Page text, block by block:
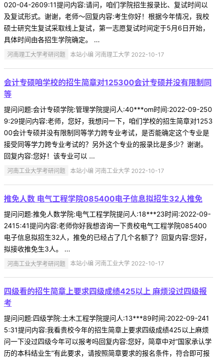
020-04-2609:11提问内容:请问，咱们学院招生报录比、复试时间以
及复试形式。谢谢，老师～回复内容:考生你好！根据今年情况，我校
硕士研究生复试采取线上复试，第一志愿复试时间定于5月6日开始，
具体时间由各招生学院确定。 ...
河南理工大学考研问题 本站小编 河南理工大学 2022-10-17
会计专硕咱学校的招生简章对125300会计专硕并没有限制同
等
提问问题:会计专硕学院:管理学院提问人:40***om时间:2022-09-250
9:29提问内容:老师，您好，我想问一下，咱们学校的招生简章对1253
00会计专硕并没有限制同等学力跨专业考试，是否能确定这个专业是
接受同等学力跨专业考试的？另外这个专业的报录比是多少？谢谢。
回复内容:您好！该专业可以 ...
河南工业大学考研问题 本站小编 河南工业大学 2022-10-17
推免人数 电气工程学院085400电子信息拟招生32人推免
提问问题:推免人数学院:电气工程学院提问人:18***23时间:2022-09-
2415:41提问内容:老师你好我想咨询一下贵校电气工程学院085400
电子信息拟招生32人，推免的已经占了几个名额了？回复内容:您好，
拟接收推免生3人。 ...
河南工业大学考研问题 本站小编 河南工业大学 2022-10-17
四级看的招生简章上要求四级成绩425以上 麻烦没过四级报
考
提问问题:四级学院:土木工程学院提问人:13***89时间:2022-09-241
5:31提问内容:我看贵校今年的招生简章上要求四级成绩425以上麻烦
问一下没过四级今年可以报考吗回复内容:您好，简章中对”国家承认学
历的本科结业生”有此要求，请按照简章要求的报名条件，符合即可报